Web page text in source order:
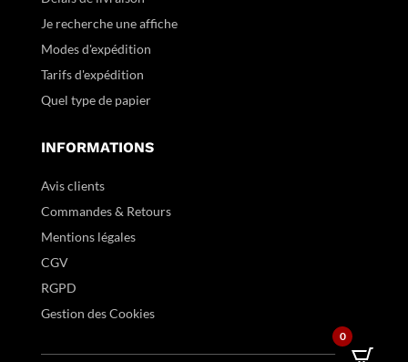
Je recherche une affiche
Modes d'expédition
Tarifs d'expédition
Quel type de papier
INFORMATIONS
Avis clients
Commandes & Retours
Mentions légales
CGV
RGPD
Gestion des Cookies
0